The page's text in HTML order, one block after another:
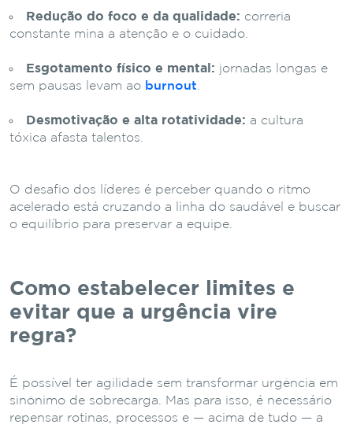
Redução do foco e da qualidade: correria
constante mina a atenção e o cuidado.
Esgotamento físico e mental: jornadas longas e
sem pausas levam ao burnout
Desmotivação e alta rotatividade: a cultura
tóxica afasta talentos.
O desafio dos líderes é perceber quando o ritmo
acelerado está cruzando a linha do saudável e buscar
o equilíbrio para preservar a equipe.
Como estabelecer limites e
evitar que a urgência vire
regra?
É possível ter agilidade sem transformar urgência em
sinônimo de sobrecarga. Mas para isso, é necessário
repensar rotinas, processos e — acima de tudo — a